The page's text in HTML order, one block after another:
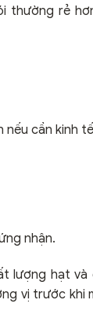
thường rẻ
nếu cần kinh
nhận.
lượng hạt
vị trước khi